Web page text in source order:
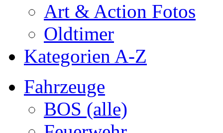
Art & Action Fotos
Oldtimer
Kategorien A-Z
Fahrzeuge
BOS (alle)